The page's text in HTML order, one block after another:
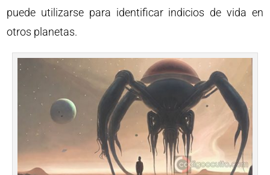
puede utilizarse para identificar indicios de vida en
otros planetas.